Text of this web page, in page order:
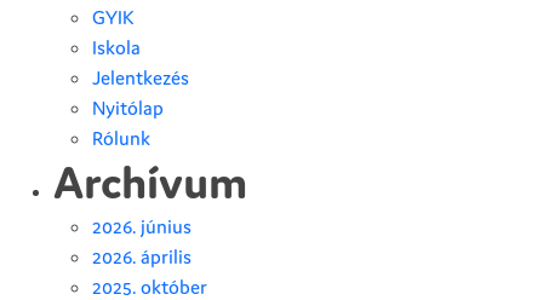
GYIK
Iskola
Jelentkezés
Nyitólap
Rólunk
Archívum
2026. június
2026. április
2025. október